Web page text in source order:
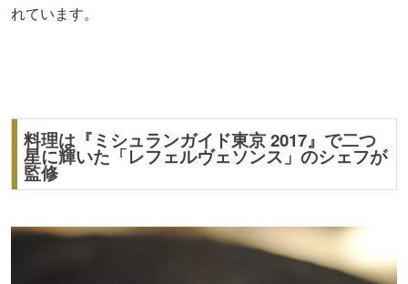
れています。
料理は『ミシュランガイド東京 2017』で二つ
星に輝いた「レフェルヴェソンス」のシェフが
監修